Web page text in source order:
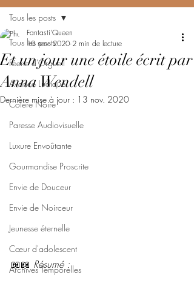
Tous les posts
Féerie d'Orgueil
Avarice Ludique
Colère Noire
Paresse Audiovisuelle
Luxure Envoûtante
Gourmandise Proscrite
Envie de Douceur
Envie de Noirceur
Jeunesse éternelle
Cœur d'adolescent
Archives Temporelles
Tous les posts
Et un jour une étoile écrit par
Anna Wendell
Fantasti'Queen
10 nov. 2020 2 min de lecture
Dernière mise à jour : 13 nov. 2020
📖📖 Résumé :